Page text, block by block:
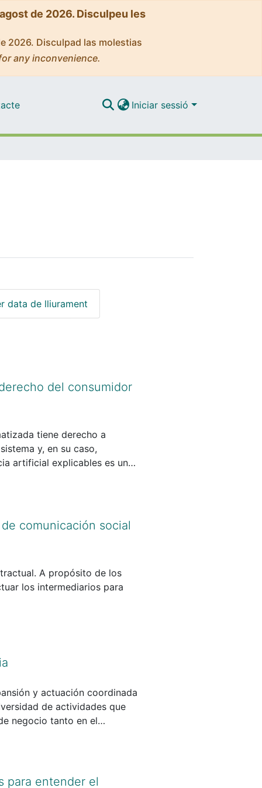
de 2026. Disculpeu les
2026. Disculpad las molestias
any inconvenience.
Iniciar sessió
data de lliurament
del consumidor
tiene derecho a
y, en su caso,
artificial explicables es un
el perfil de solvencia
en la protección de la
a saber por qué su
no son las de mercado,
comunicación social
A propósito de los
los intermediarios para
restituir los contenidos
fundamentales de todas las
que es algo que va
de abril de 1993, sobre las
y actuación coordinada
de actividades que
negocio tanto en el
considerada tanto por la
distribución exclusiva o
para entender el